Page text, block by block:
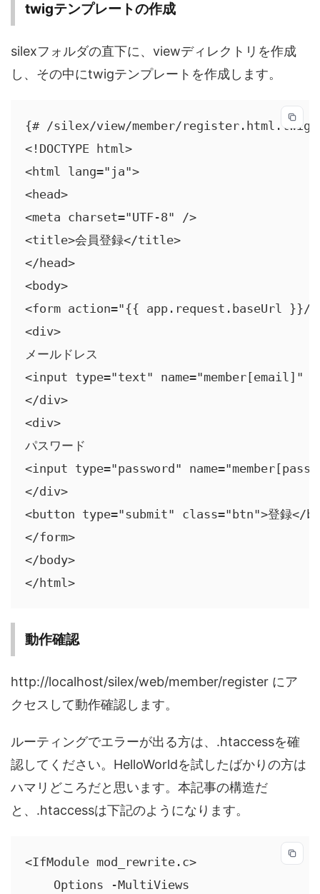
twigテンプレートの作成
silexフォルダの直下に、viewディレクトリを作成
し、その中にtwigテンプレートを作成します。
{# /silex/view/member/register.html.twig
<!DOCTYPE html>
<html lang="ja">
<head>
<meta charset="UTF-8" />
<title>会員登録</title>
</head>
<body>
<form action="{{ app.request.baseUrl }}/
<div>
メールドレス
<input type="text" name="member[email]"
</div>
<div>
パスワード
<input type="password"
</div>
<button type="submit" class="btn">登録</
</form>
</body>
</html>
動作確認
http://localhost/silex/web/member/register にア
クセスして動作確認します。
ルーティングでエラーが出る方は、.htaccessを確
認してください。HelloWorldを試したばかりの方は
ハマリどころだと思います。本記事の構造だ
と、.htaccessは下記のようになります。
<IfModule mod_rewrite.c>
    Options -MultiViews